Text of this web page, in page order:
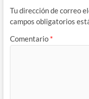
Tu dirección de correo
campos obligatorios
Comentario *